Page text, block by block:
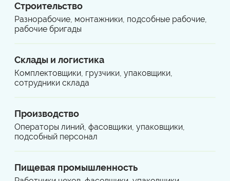
Строительство
Разнорабочие, монтажники, подсобные рабочие,
рабочие бригады
Склады и логистика
Комплектовщики, грузчики, упаковщики,
сотрудники склада
Производство
Операторы линий, фасовщики, упаковщики,
подсобный персонал
Пищевая промышленность